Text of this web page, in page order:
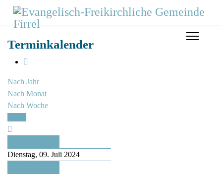
Terminkalender
Nach Jahr
Nach Monat
Nach Woche
Dienstag, 09. Juli 2024